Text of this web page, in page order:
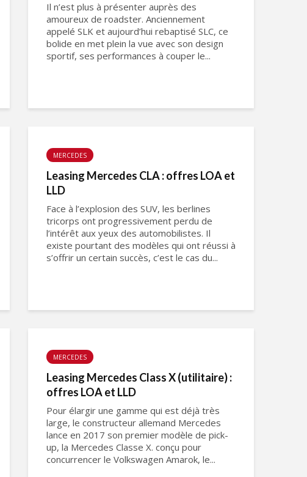
Il n’est plus à présenter auprès des
amoureux de roadster. Anciennement
appelé SLK et aujourd’hui rebaptisé SLC, ce
bolide en met plein la vue avec son design
sportif, ses performances à couper le...
MERCEDES
Leasing Mercedes CLA : offres LOA et
LLD
Face à l’explosion des SUV, les berlines
tricorps ont progressivement perdu de
l’intérêt aux yeux des automobilistes. Il
existe pourtant des modèles qui ont réussi à
s’offrir un certain succès, c’est le cas du...
MERCEDES
Leasing Mercedes Class X (utilitaire) :
offres LOA et LLD
Pour élargir une gamme qui est déjà très
large, le constructeur allemand Mercedes
lance en 2017 son premier modèle de pick-
up, la Mercedes Classe X. conçu pour
concurrencer le Volkswagen Amarok, le...